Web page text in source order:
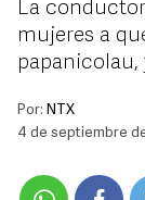
La
mujeres a
Por: NTX
4 de septiembre